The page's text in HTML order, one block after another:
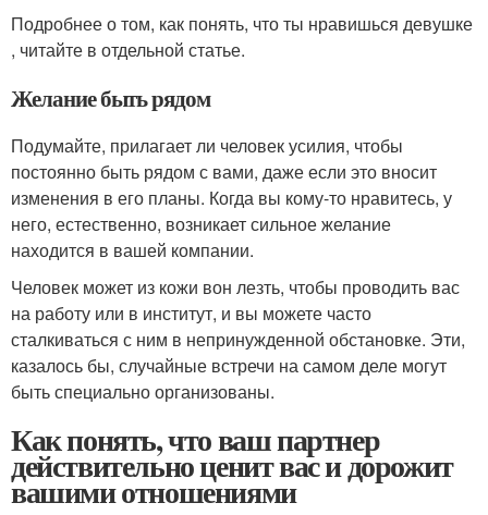
Подробнее о том, как понять, что ты нравишься девушке
, читайте в отдельной статье.
Желание быть рядом
Подумайте, прилагает ли человек усилия, чтобы
постоянно быть рядом с вами, даже если это вносит
изменения в его планы. Когда вы кому-то нравитесь, у
него, естественно, возникает сильное желание
находится в вашей компании.
Человек может из кожи вон лезть, чтобы проводить вас
на работу или в институт, и вы можете часто
сталкиваться с ним в непринужденной обстановке. Эти,
казалось бы, случайные встречи на самом деле могут
быть специально организованы.
Как понять, что ваш партнер
действительно ценит вас и дорожит
вашими отношениями